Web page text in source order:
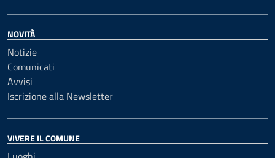
NOVITÀ
Notizie
Comunicati
Avvisi
Iscrizione alla Newsletter
VIVERE IL COMUNE